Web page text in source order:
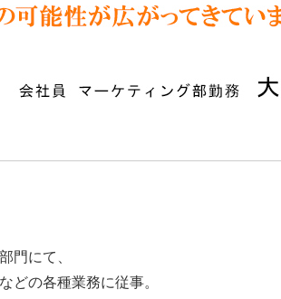
門にて、
どの各種業務に従事。